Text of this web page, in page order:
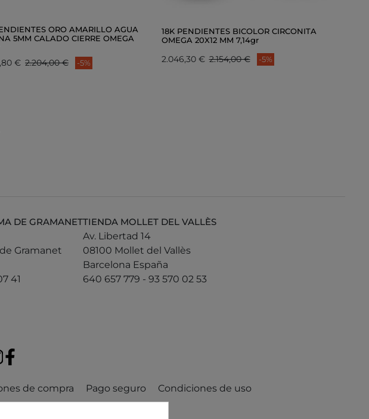
ORO AMARILLO AGUA
5MM CALADO CIERRE OMEGA
€ 2.204,00 € -5%
18K PENDIENTES BICOLOR CIRCONITA
OMEGA 20X12 MM 7,14gr
2.046,30 € 2.154,00 € -5%
DE GRAMANET
Gramanet
41
TIENDA MOLLET DEL VALLÈS
Av. Libertad 14
08100 Mollet del Vallès
Barcelona España
640 657 779 - 93 570 02 53
de compra Pago seguro Condiciones de uso